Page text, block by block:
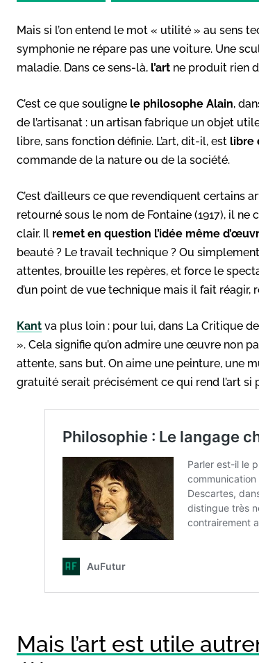
Mais si l’on entend le mot « utilité » au sens
symphonie ne répare pas une voiture. Une
maladie. Dans ce sens-là, l’art ne produit rien
C’est ce que souligne le philosophe Alain,
de l’artisanat : un artisan fabrique un objet
libre, sans fonction définie. L’art, dit-il, est libre
commande de la nature ou de la société.
C’est d’ailleurs ce que revendiquent certains
retourné sous le nom de Fontaine (1917), il
clair. Il remet en question l’idée même
beauté ? Le travail technique ? Ou
attentes, brouille les repères, et force le
d’un point de vue technique mais il fait réagir,
Kant va plus loin : pour lui, dans La Critique
». Cela signifie qu’on admire une œuvre non
attente, sans but. On aime une peinture, une
gratuité serait précisément ce qui rend l’art si
Mais l’art est utile